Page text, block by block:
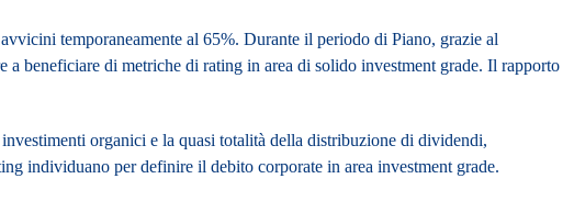
temporaneamente al 65%. Durante il periodo di Piano, grazie al
a beneficiare di metriche di rating in area di solido investment grade. Il rapporto
organici e la quasi totalità della distribuzione di dividendi,
individuano per definire il debito corporate in area investment grade.